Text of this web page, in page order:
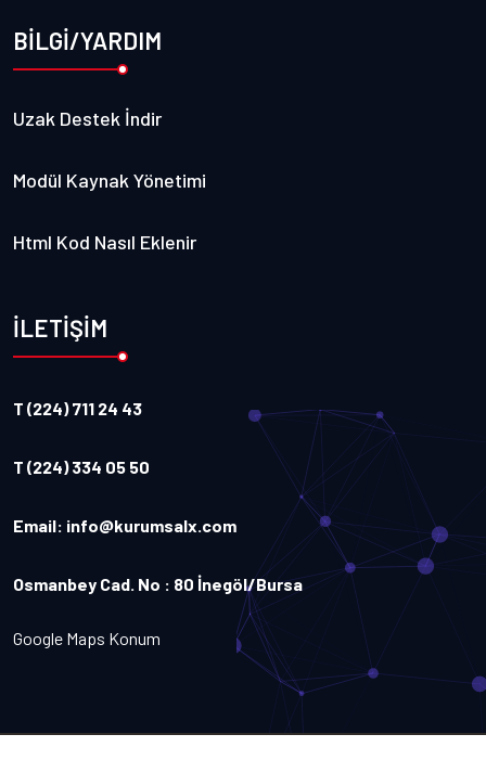
BİLGİ/YARDIM
Uzak Destek İndir
Modül Kaynak Yönetimi
Html Kod Nasıl Eklenir
İLETİŞİM
T (224) 711 24 43
T (224) 334 05 50
Email: info@kurumsalx.com
Osmanbey Cad. No : 80 İnegöl/Bursa
Google Maps Konum